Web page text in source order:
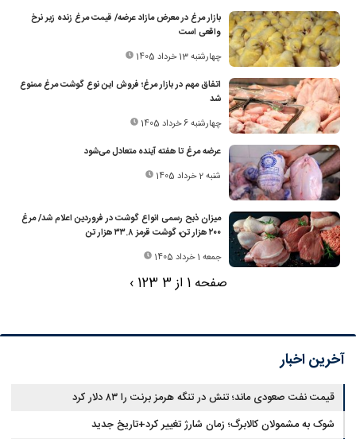
بازار مرغ در معرض مازاد عرضه/ قیمت مرغ زنده زیر نرخ
واقعی است
چهارشنبه 13 خرداد 1405
اتفاق مهم در بازار مرغ؛ فروش این نوع گوشت مرغ ممنوع
شد
چهارشنبه 6 خرداد 1405
عرضه مرغ تا هفته آینده متعادل می‌شود
شنبه 2 خرداد 1405
میزان ذبح رسمی انواع گوشت در فروردین اعلام شد/ مرغ
۲۰۰ هزار تن، گوشت قرمز ۳۳.۸ هزار تن
جمعه 1 خرداد 1405
صفحه 1 از 3 123
›
آخرین اخبار
قیمت نفت صعودی ماند؛ تنش در تنگه هرمز برنت را ۸۳ دلار کرد
شوک به مشمولان کالابرگ؛ زمان شارژ تغییر کرد+تاریخ جدید